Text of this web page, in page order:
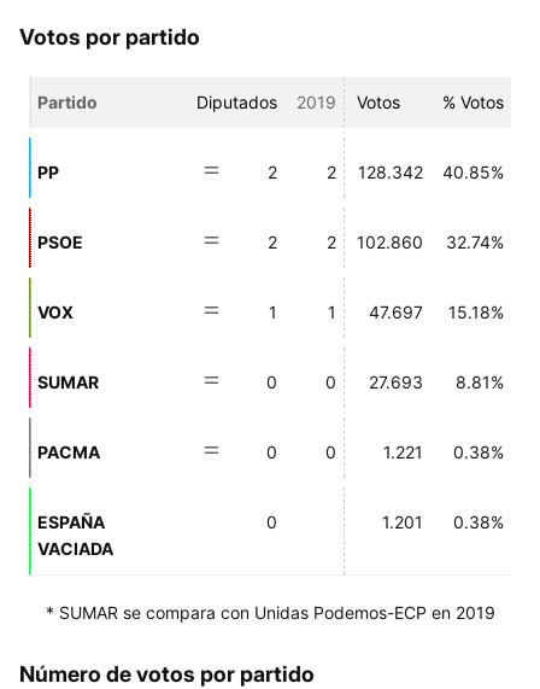
Votos por partido
Partido Diputados 2019 Votos % Votos
PP 2 2 128.342 40.85%
PSOE 2 2 102.860 32.74%
VOX 1 1 47.697 15.18%
SUMAR 0 0 27.693 8.81%
PACMA 0 0 1.221 0.38%
ESPAÑA
VACIADA
0 1.201 0.38%
* SUMAR se compara con Unidas Podemos-ECP en 2019
Número de votos por partido